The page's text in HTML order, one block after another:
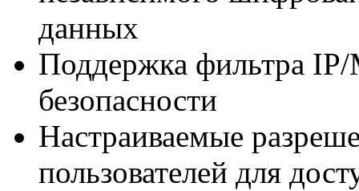
данных
Поддержка фильтра
безопасности
Настраиваемые
пользователей для